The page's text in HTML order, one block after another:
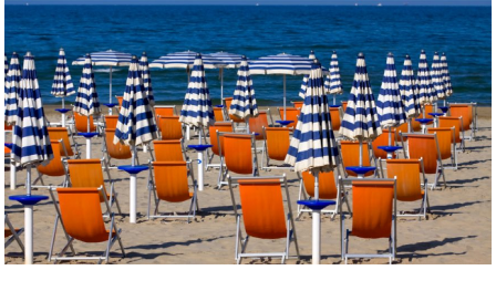
Service
e
tutte
le
novità
del
comparto
Horeca.